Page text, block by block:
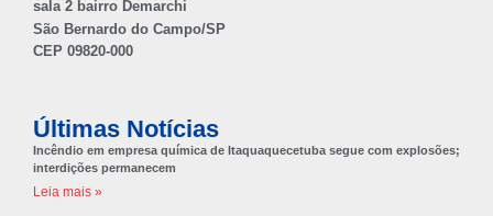
sala 2 bairro Demarchi
São Bernardo do Campo/SP
CEP 09820-000
Últimas Notícias
Incêndio em empresa química de Itaquaquecetuba segue com explosões;
interdições permanecem
Leia mais »